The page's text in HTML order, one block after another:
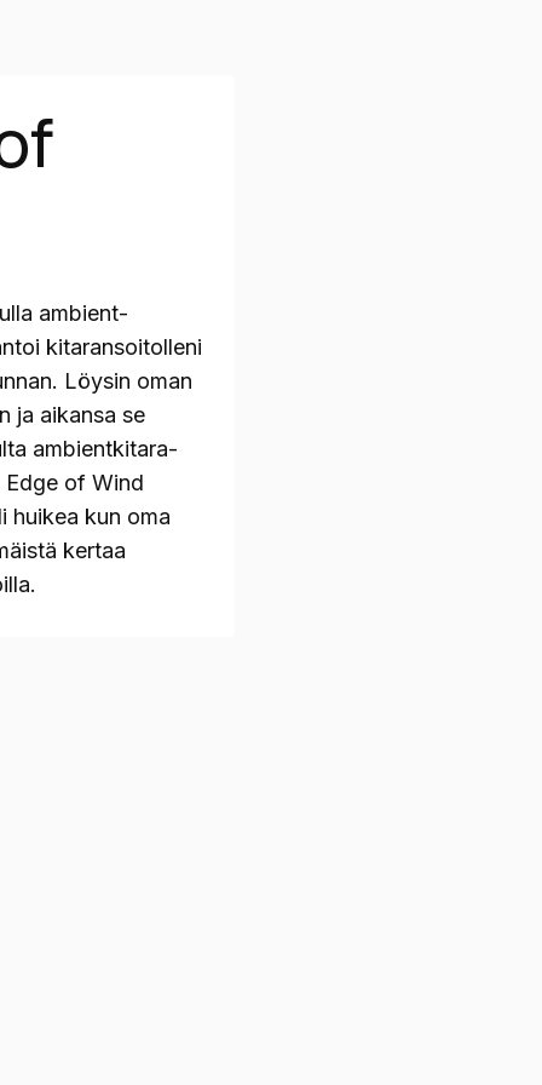
ambient-
kitaransoitolleni
Löysin oman
ja aikansa se
ambientkitara-
of Wind
huikea kun oma
kertaa